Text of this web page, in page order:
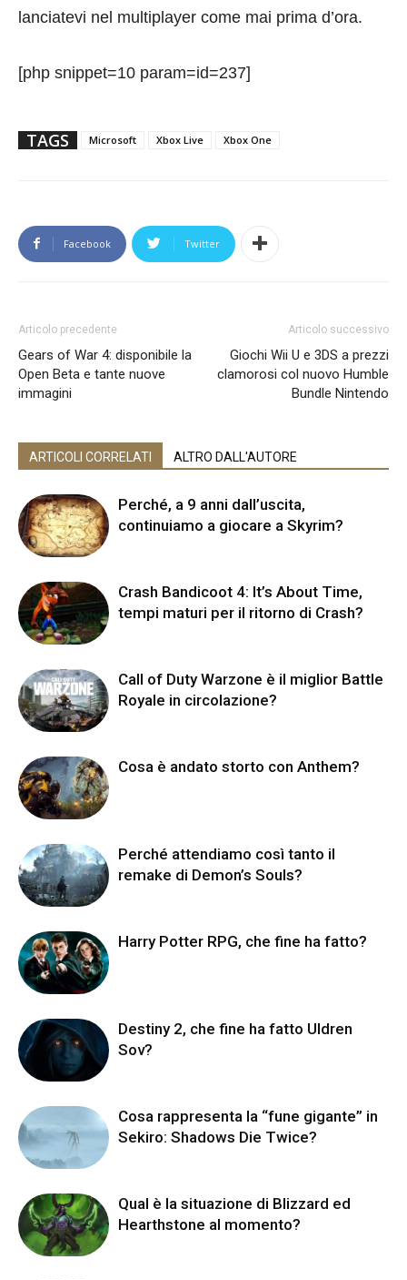
lanciatevi nel multiplayer come mai prima d’ora.
[php snippet=10 param=id=237]
TAGS Microsoft Xbox Live Xbox One
Facebook Twitter
Articolo precedente
Gears of War 4: disponibile la
Open Beta e tante nuove
immagini
Articolo successivo
Giochi Wii U e 3DS a prezzi
clamorosi col nuovo Humble
Bundle Nintendo
ARTICOLI CORRELATI ALTRO DALL'AUTORE
Perché, a 9 anni dall’uscita,
continuiamo a giocare a Skyrim?
Crash Bandicoot 4: It’s About Time,
tempi maturi per il ritorno di Crash?
Call of Duty Warzone è il miglior Battle
Royale in circolazione?
Cosa è andato storto con Anthem?
Perché attendiamo così tanto il
remake di Demon’s Souls?
Harry Potter RPG, che fine ha fatto?
Destiny 2, che fine ha fatto Uldren
Sov?
Cosa rappresenta la “fune gigante” in
Sekiro: Shadows Die Twice?
Qual è la situazione di Blizzard ed
Hearthstone al momento?